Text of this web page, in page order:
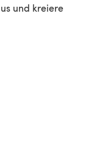
und kreiere